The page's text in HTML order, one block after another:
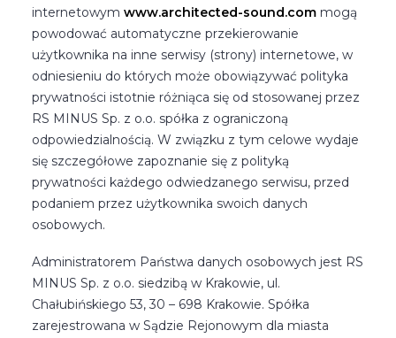
internetowym www.architected-sound.com mogą
powodować automatyczne przekierowanie
użytkownika na inne serwisy (strony) internetowe, w
odniesieniu do których może obowiązywać polityka
prywatności istotnie różniąca się od stosowanej przez
RS MINUS Sp. z o.o. spółka z ograniczoną
odpowiedzialnością. W związku z tym celowe wydaje
się szczegółowe zapoznanie się z polityką
prywatności każdego odwiedzanego serwisu, przed
podaniem przez użytkownika swoich danych
osobowych.
Administratorem Państwa danych osobowych jest RS
MINUS Sp. z o.o. siedzibą w Krakowie, ul.
Chałubińskiego 53, 30 – 698 Krakowie. Spółka
zarejestrowana w Sądzie Rejonowym dla miasta